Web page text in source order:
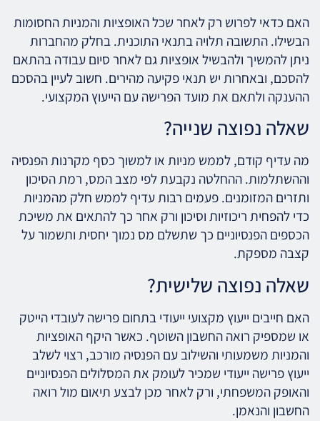
האם כדאי לפרוש רק לאחר שכל האופציות והמניות החסומות
הבשילו. התשובה תלויה בתנאי התוכנית. בחלק מהחברות
ניתן להמשיך ולהבשיל אופציות גם לאחר סיום עבודה בהתאם
להסכם, ובאחרות יש תנאי פקיעה מהירים. חשוב לעיין בהסכם
ההענקה ולתאם את מועד הפרישה עם הייעוץ המקצועי.
שאלה נפוצה שנייה?
מה עדיף קודם, לממש מניות או למשוך כסף מקרנות הפנסיה
וההשתלמות. ההחלטה נקבעת לפי מצב המס, רמת הסיכון
ותזרים המזומנים. פעמים רבות עדיף לממש חלק מהמניות
כדי להפחית ריכוזיות וסיכון ורק אחר כך להתאים את משיכת
הכספים הפנסיוניים כך שתשלם מס נמוך יחסית ותשמור על
קצבה מספקת.
שאלה נפוצה שלישית?
האם חייבים ייעוץ מקצועי ייעודי בתחום פרישה לעובדי הייטק
או שמספיק רואה החשבון השוטף. כאשר היקף האופציות
והמניות משמעותי והשילוב עם הפנסיה מורכב, רצוי לשלב
ייעוץ פרישה ייעודי שמכיר לעומק את המסלולים הפנסיוניים
והאופק המשפחתי, ורק לאחר מכן לבצע תיאום מול רואה
החשבון והנאמן.